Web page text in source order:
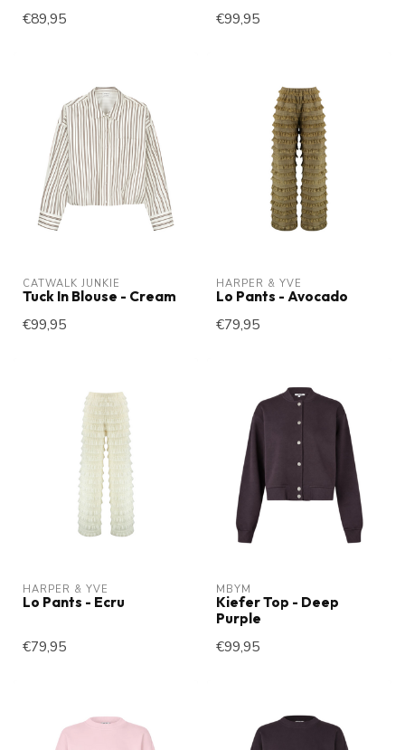
€89,95 €99,95
CATWALK JUNKIE
Tuck In Blouse - Cream
€99,95
HARPER & YVE
Lo Pants - Avocado
€79,95
HARPER & YVE
Lo Pants - Ecru
€79,95
MBYM
Kiefer Top - Deep
Purple
€99,95